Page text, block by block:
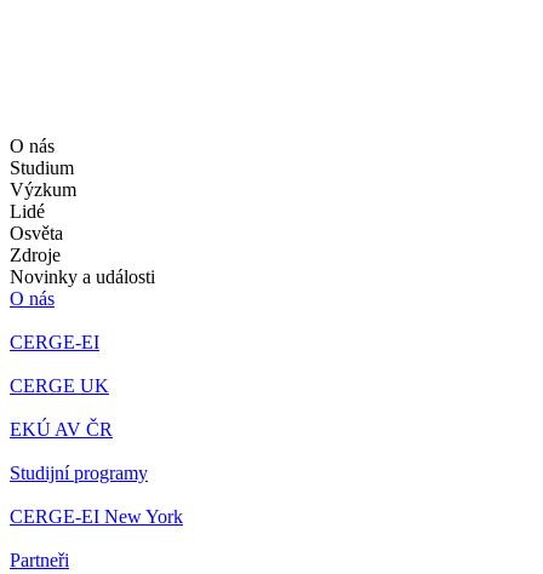
O nás
Studium
Výzkum
Lidé
Osvěta
Zdroje
Novinky a události
O nás
CERGE-EI
CERGE UK
EKÚ AV ČR
Studijní programy
CERGE-EI New York
Partneři